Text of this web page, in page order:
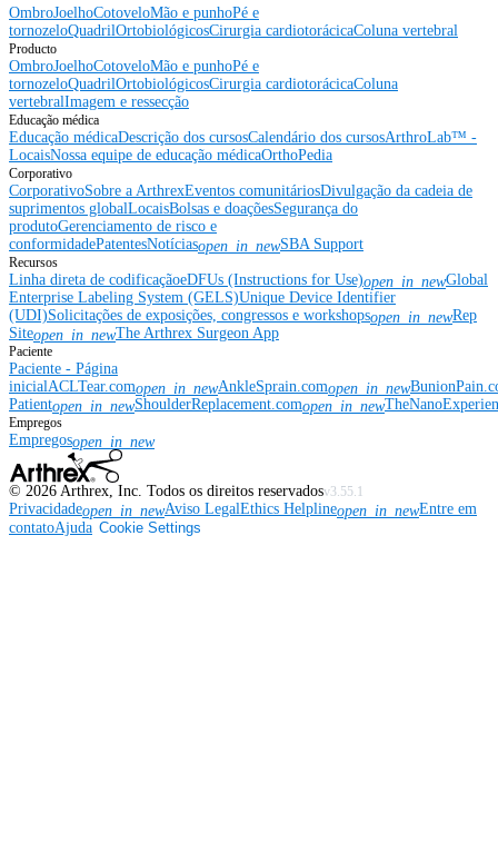
OmbroJoelhoCotoveloMão e punhoPé e
tornozeloQuadrilOrtobiológicosCirurgia cardiotorácicaColuna vertebral
Producto
OmbroJoelhoCotoveloMão e punhoPé e
tornozeloQuadrilOrtobiológicosCirurgia cardiotorácicaColuna
vertebralImagem e ressecção
Educação médica
Educação médicaDescrição dos cursosCalendário dos cursosArthroLab™ -
LocaisNossa equipe de educação médicaOrthoPedia
Corporativo
CorporativoSobre a ArthrexEventos comunitáriosDivulgação da cadeia de
suprimentos globalLocaisBolsas e doaçõesSegurança do
produtoGerenciamento de risco e
conformidadePatentesNotíciasopen_in_newSBA Support
Recursos
Linha direta de codificaçãoeDFUs (Instructions for Use)open_in_newGlobal
Enterprise Labeling System (GELS)Unique Device Identifier
(UDI)Solicitações de exposições, congressos e workshopsopen_in_newRep
Siteopen_in_newThe Arthrex Surgeon App
Paciente
Paciente - Página
inicialACLTear.comopen_in_newAnkleSprain.comopen_in_new
Patientopen_in_newShoulderReplacement.comopen_in_new
Empregos
Empregosopen_in_new
© 2026 Arthrex, Inc. Todos os direitos reservadosv3.55.1
Privacidadeopen_in_newAviso LegalEthics Helplineopen_in_newEntre em
contatoAjuda Cookie Settings